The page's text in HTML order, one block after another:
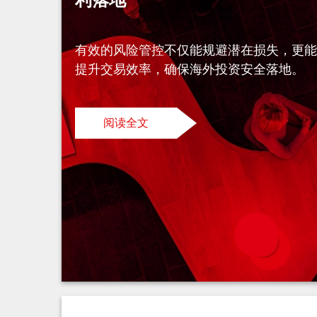
有效的风险管控不仅能规避潜在损失，更能
提升交易效率，确保海外投资安全落地。
阅读全文